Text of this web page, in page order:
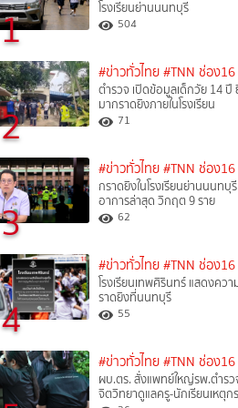
1
โรงเรียนย่านนนทบุรี
504
2
#ข่าวทั่วไทย #TNN ช่อง16
ตำรวจ เปิดข้อมูลเด็กวัย 14
มากราดยิงภายในโรงเรียน
71
3
#ข่าวทั่วไทย #TNN ช่อง16
กราดยิงในโรงเรียนย่านนนทบุ
อาการล่าสุด วิกฤต 9 ราย
62
4
#ข่าวทั่วไทย #TNN ช่อง16
โรงเรียนเทพศิรินทร์ แสดงควา
ราดยิงที่นนทบุรี
55
#ข่าวทั่วไทย #TNN ช่อง16
ผบ.ตร. สั่งแพทย์ใหญ่รพ.ตำร
จิตวิทยาดูแลครู-นักเรียนเหตุก